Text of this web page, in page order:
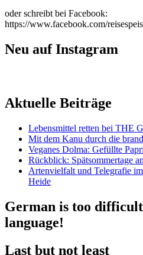
oder schreibt bei Facebook:
https://www.facebook.com/
Neu auf Instagram
Aktuelle Beiträge
Lebensmittel retten bei THE
Mit dem Kanu durch die
Veganes Dolma: Gefüllte
Rückblick: Spätsommertage
Artenvielfalt und Telegrafie
Heide
German is too
language!
Last but not least